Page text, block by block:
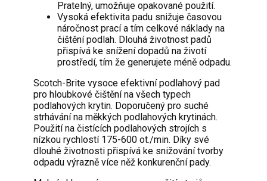
Pratelný, umožňuje opakované použití.
Vysoká efektivita padu snižuje časovou
náročnost prací a tím celkové náklady na
čištění podlah. Dlouhá životnost padů
přispívá ke snížení dopadů na životí
prostředí, tím že generujete méně odpadu.
Scotch-Brite vysoce efektivní podlahový pad
pro hloubkové čištění na všech typech
podlahových krytin. Doporučený pro suché
strhávání na měkkých podlahových krytinách.
Použití na čistících podlahových strojích s
nízkou rychlostí 175-600 ot./min. Díky své
dlouhé životnosti přispívá ke snižování tvorby
odpadu výrazně více něž konkurenční pady.